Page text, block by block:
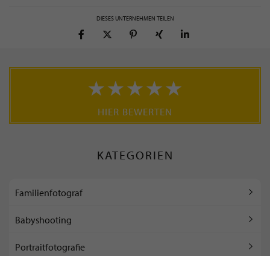
DIESES UNTERNEHMEN TEILEN
HIER BEWERTEN
KATEGORIEN
Familienfotograf
Babyshooting
Portraitfotografie